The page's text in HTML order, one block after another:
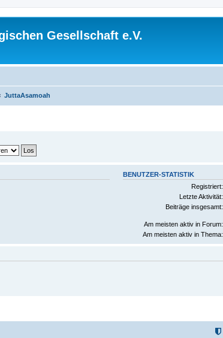
Gesellschaft e.V.
JuttaAsamoah
BENUTZER-STATISTIK
Registriert:
Letzte Aktivität:
Beiträge insgesamt:
Am meisten aktiv in Forum:
Am meisten aktiv in Thema: